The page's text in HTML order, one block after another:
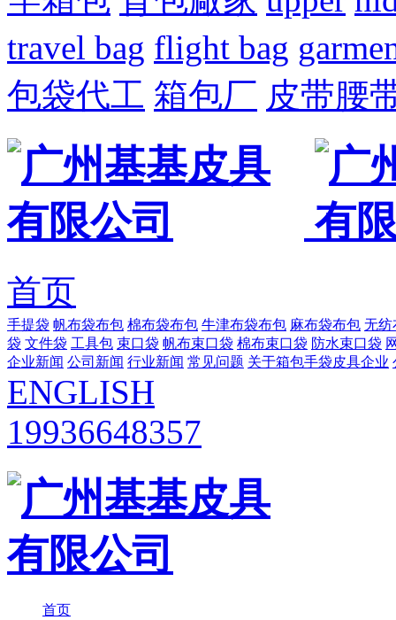
travel bag flight bag
包袋代工 箱包厂 皮带腰
首页
手提袋 帆布袋布包 棉布袋布包 牛津布袋布包 麻布袋布包 无纺
袋 文件袋 工具包 束口袋 帆布束口袋 棉布束口袋 防水束口袋
企业新闻 公司新闻 行业新闻 常见问题 关于箱包手袋皮具企业
ENGLISH
19936648357
首页